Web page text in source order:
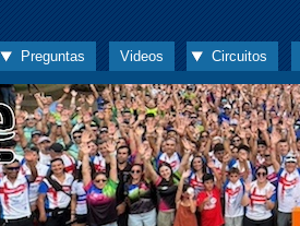
Preguntas Videos Circuitos